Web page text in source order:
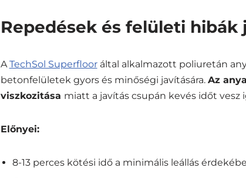
Repedések és felületi hibák
ATechSol Superflooráltal alkalmazott poliuretán
betonfelületek gyors és minőségi javítására. Az
viszkozitása miatt a javítás csupán kevés időt vesz
Előnyei:
8-13 perces kötési idő a minimális leállás